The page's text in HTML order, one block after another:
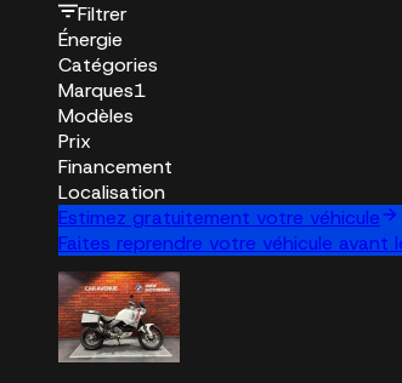
Filtrer
Énergie
Catégories
Marques1
Modèles
Prix
Financement
Localisation
Estimez gratuitement votre véhicule
Faites reprendre votre véhicule avant